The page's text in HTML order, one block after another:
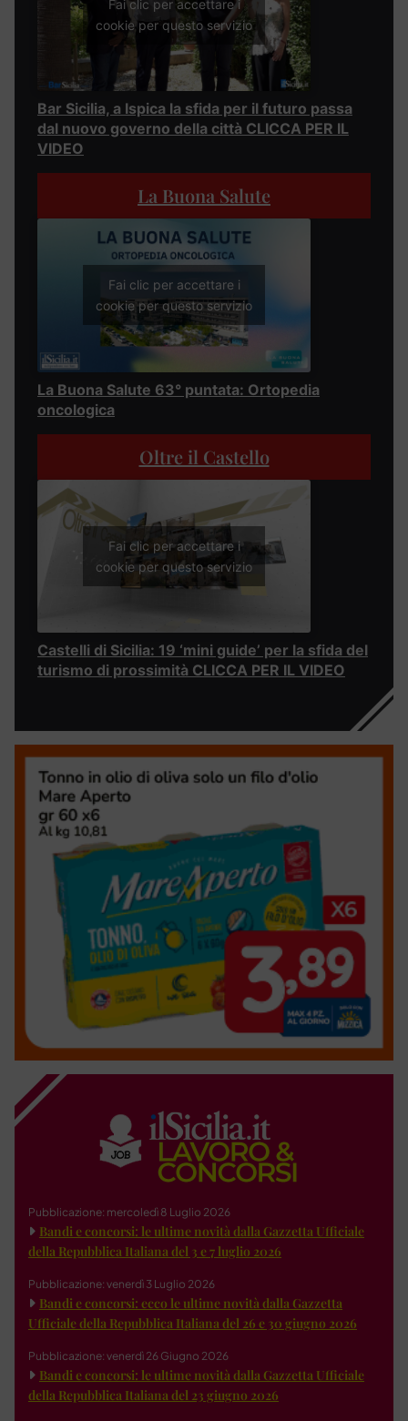
Fai clic per accettare i
cookie per questo servizio
Bar Sicilia, a Ispica la sfida per il futuro passa
dal nuovo governo della città CLICCA PER IL
VIDEO
La Buona Salute
Fai clic per accettare i
cookie per questo servizio
La Buona Salute 63° puntata: Ortopedia
oncologica
Oltre il Castello
Fai clic per accettare i
cookie per questo servizio
Castelli di Sicilia: 19 ‘mini guide’ per la sfida del
turismo di prossimità CLICCA PER IL VIDEO
Pubblicazione: mercoledì 8 Luglio 2026
Bandi e concorsi: le ultime novità dalla Gazzetta Ufficiale
della Repubblica Italiana del 3 e 7 luglio 2026
Pubblicazione: venerdì 3 Luglio 2026
Bandi e concorsi: ecco le ultime novità dalla Gazzetta
Ufficiale della Repubblica Italiana del 26 e 30 giugno 2026
Pubblicazione: venerdì 26 Giugno 2026
Bandi e concorsi: le ultime novità dalla Gazzetta Ufficiale
della Repubblica Italiana del 23 giugno 2026